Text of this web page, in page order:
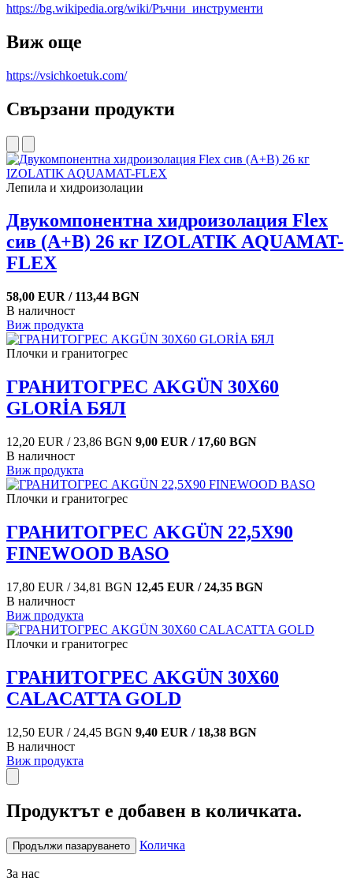
https://bg.wikipedia.org/wiki/Ръчни_инструменти
Виж още
https://vsichkoetuk.com/
Свързани продукти
Лепила и хидроизолации
Двукомпонентна хидроизолация Flex
сив (A+B) 26 кг IZOLATIK AQUAMAT-
FLEX
58,00 EUR / 113,44 BGN
В наличност
Виж продукта
Плочки и гранитогрес
ГРАНИТОГРЕС AKGÜN 30X60
GLORİA БЯЛ
12,20 EUR / 23,86 BGN 9,00 EUR / 17,60 BGN
В наличност
Виж продукта
Плочки и гранитогрес
ГРАНИТОГРЕС AKGÜN 22,5X90
FINEWOOD BASO
17,80 EUR / 34,81 BGN 12,45 EUR / 24,35 BGN
В наличност
Виж продукта
Плочки и гранитогрес
ГРАНИТОГРЕС AKGÜN 30X60
CALACATTA GOLD
12,50 EUR / 24,45 BGN 9,40 EUR / 18,38 BGN
В наличност
Виж продукта
Продуктът е добавен в количката.
Продължи пазаруването Количка
За нас